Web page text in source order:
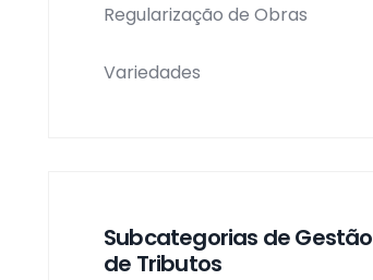
Regularização de Obras
Variedades
Subcategorias de Gestão
de Tributos